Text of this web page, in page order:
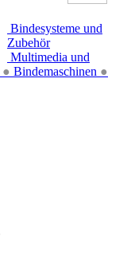
Bindesysteme und
Zubehör
● Bindemaschinen ●
Multimedia und